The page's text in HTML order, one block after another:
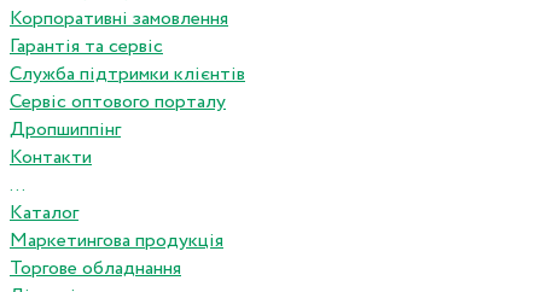
Корпоративні замовлення
Гарантія та сервіс
Служба підтримки клієнтів
Сервіс оптового порталу
Дропшиппінг
Контакти
...
Каталог
Маркетингова продукція
Торгове обладнання